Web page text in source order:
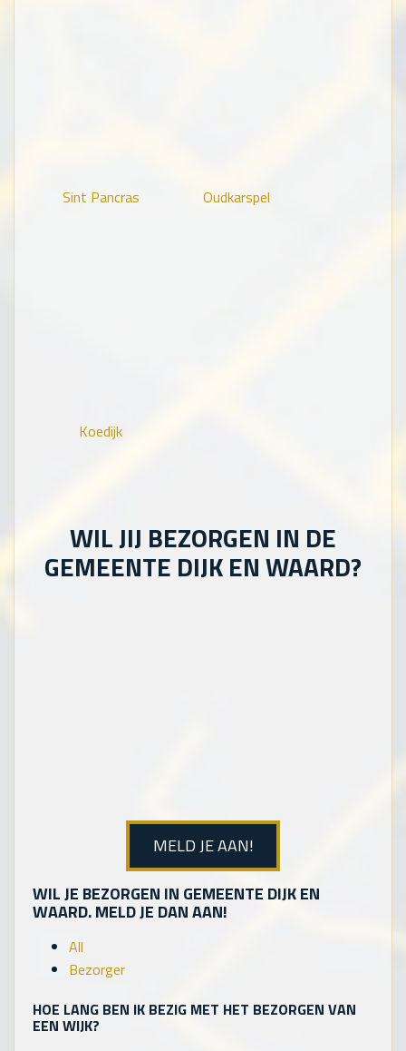
Sint Pancras Oudkarspel
Koedijk
WIL JIJ BEZORGEN IN DE
GEMEENTE DIJK EN WAARD?
MELD JE AAN!
WIL JE BEZORGEN IN GEMEENTE DIJK EN
WAARD. MELD JE DAN AAN!
All
Bezorger
HOE LANG BEN IK BEZIG MET HET BEZORGEN VAN
EEN WIJK?